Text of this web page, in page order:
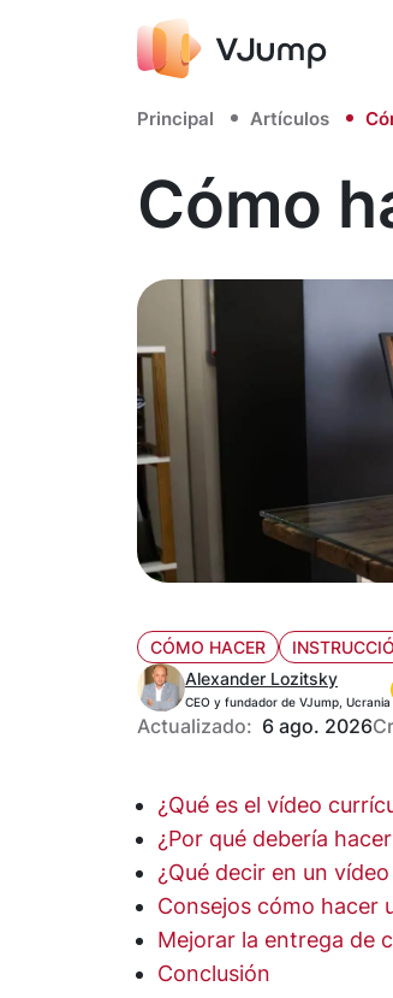
Principal Artículos
Cómo
CÓMO HACER
Alexander Lozitsky
CEO y fundador de VJump, Ucrania
Actualizado: 6 ago. 2026
¿Qué es el vídeo
¿Por qué debería
¿Qué decir en un
Consejos cómo hacer
Mejorar la entrega de
Conclusión